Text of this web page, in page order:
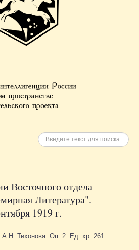
Искать
Восточного отдела
Литература".
1919 г.
Тихонова. Оп. 2. Ед. хр. 261.